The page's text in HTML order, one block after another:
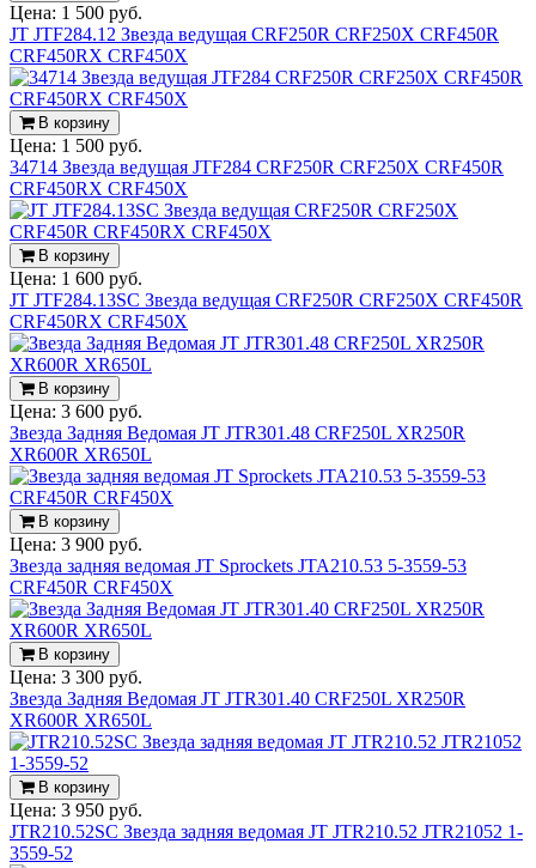
Цена: 1 500 руб.
JT JTF284.12 Звезда ведущая CRF250R CRF250X CRF450R
CRF450RX CRF450X
В корзину
Цена: 1 500 руб.
34714 Звезда ведущая JTF284 CRF250R CRF250X CRF450R
CRF450RX CRF450X
В корзину
Цена: 1 600 руб.
JT JTF284.13SC Звезда ведущая CRF250R CRF250X CRF450R
CRF450RX CRF450X
В корзину
Цена: 3 600 руб.
Звезда Задняя Ведомая JT JTR301.48 CRF250L XR250R
XR600R XR650L
В корзину
Цена: 3 900 руб.
Звезда задняя ведомая JT Sprockets JTA210.53 5-3559-53
CRF450R CRF450X
В корзину
Цена: 3 300 руб.
Звезда Задняя Ведомая JT JTR301.40 CRF250L XR250R
XR600R XR650L
В корзину
Цена: 3 950 руб.
JTR210.52SC Звезда задняя ведомая JT JTR210.52 JTR21052 1-
3559-52